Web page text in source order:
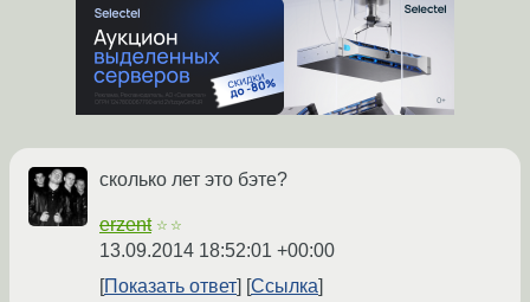
сколько лет это бэте?
erzent ☆☆
13.09.2014 18:52:01 +00:00
Показать ответ
Ссылка